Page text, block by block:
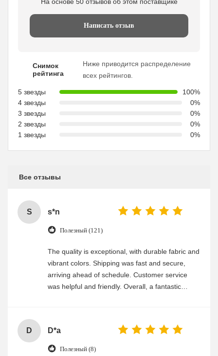
Написать отзыв
Снимок
рейтинга
Ниже приводится распределение
всех рейтингов.
5 звезды
100%
4 звезды
0%
3 звезды
0%
2 звезды
0%
1 звезды
0%
Все отзывы
S s*n
Полезный (121)
The quality is exceptional, with durable fabric and
vibrant colors. Shipping was fast and secure,
arriving ahead of schedule. Customer service
was helpful and friendly. Overall, a fantastic
D D*a
Полезный (8)